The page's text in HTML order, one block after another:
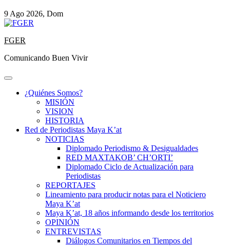
9 Ago 2026, Dom
FGER
Comunicando Buen Vivir
¿Quiénes Somos?
MISIÓN
VISION
HISTORIA
Red de Periodistas Maya K’at
NOTICIAS
Diplomado Periodismo & Desigualdades
RED MAXTAKOB’ CH’ORTI’
Diplomado Ciclo de Actualización para
Periodistas
REPORTAJES
Lineamiento para producir notas para el Noticiero
Maya K’at
Maya K’at, 18 años informando desde los territorios
OPINIÓN
ENTREVISTAS
Diálogos Comunitarios en Tiempos del